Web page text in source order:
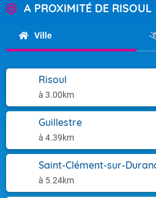
A PROXIMITÉ DE RISOUL
Ville
Risoul
à 3.00km
Guillestre
à 4.39km
Saint-Clément-sur-
à 5.24km